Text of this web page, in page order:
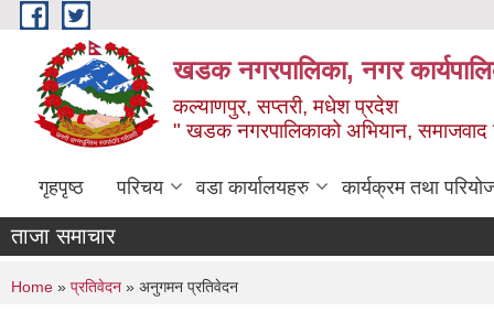
Skip to main content
खडक नगरपालिका, नगर
कल्याणपुर, सप्तरी, मधेश प्रदेश
" खडक नगरपालिकाको अभियान, समाजवाद
गृहपृष्ठ परिचय वडा कार्यालयहरु कार्यक्रम तथा
ताजा समाचार
You are here
Home » प्रतिवेदन » अनुगमन प्रतिवेदन